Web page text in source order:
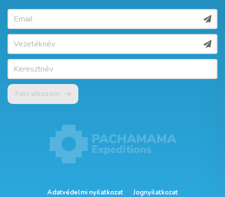
Feliratkozom
Adatvédelmi nyilatkozat Jognyilatkozat